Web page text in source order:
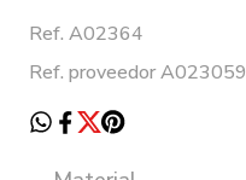
Ref. A02364
Ref. proveedor A023059